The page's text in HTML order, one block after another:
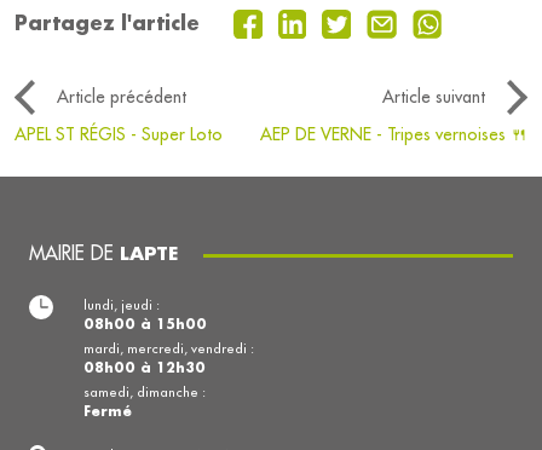
Partagez l'article
Article précédent
Article suivant
APEL ST RÉGIS - Super Loto
AEP DE VERNE - Tripes vernoises 🍴
MAIRIE DE LAPTE
lundi, jeudi :
08h00 à 15h00
mardi, mercredi, vendredi :
08h00 à 12h30
samedi, dimanche :
Fermé